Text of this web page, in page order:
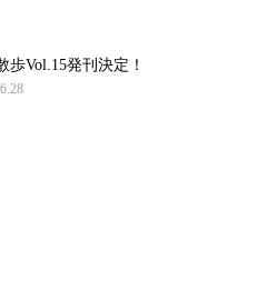
歩Vol.15発刊決定！